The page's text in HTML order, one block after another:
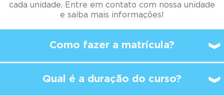
cada unidade. Entre em contato com nossa unidade
e saiba mais informações!
Como fazer a matrícula?
Qual é a duração do curso?